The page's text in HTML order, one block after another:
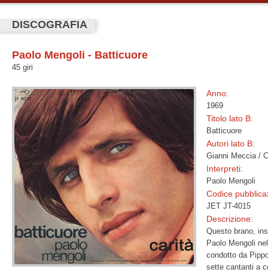
DISCOGRAFIA
Paolo Mengoli - Batticuore
45 giri
Anno:
1969
Titolo lato B:
Batticuore
Autori lato B:
Gianni Meccia /
Interpreti:
Paolo Mengoli
Codice
JET JT-4015
Descrizione:
Questo brano,
Paolo Mengoli
condotto da
sette cantanti a